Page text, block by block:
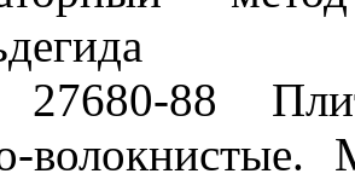
-88
-волокнистые.